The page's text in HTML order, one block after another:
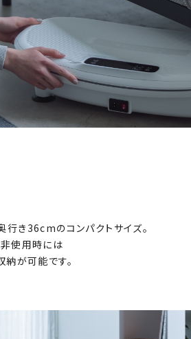
き36cmのコンパクトサイズ。
使用時には
納が可能です。